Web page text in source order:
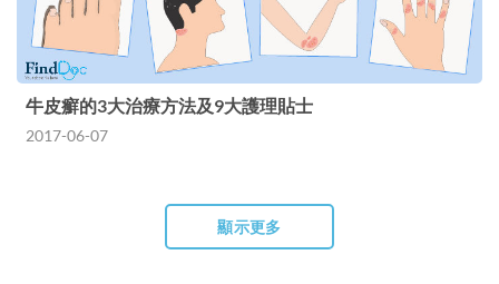
牛皮癬的3大治療方法及9大護理貼士
2017-06-07
顯示更多